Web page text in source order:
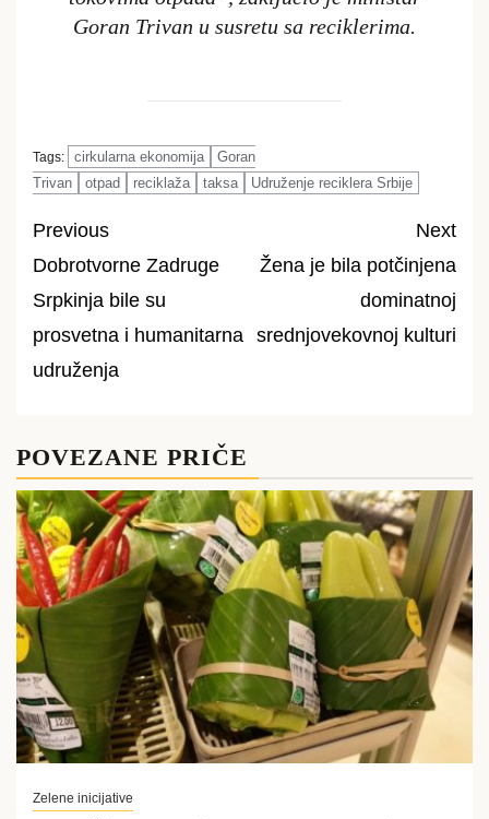
Goran Trivan u susretu sa reciklerima.
Tags: cirkularna ekonomija
Goran
Trivan
otpad reciklaža taksa Udruženje reciklera Srbije
Post
navigation
Previous
Dobrotvorne Zadruge
Srpkinja bile su
prosvetna i humanitarna
udruženja
Next
Žena je bila potčinjena
dominatnoj
srednjovekovnoj kulturi
POVEZANE PRIČE
Zelene inicijative